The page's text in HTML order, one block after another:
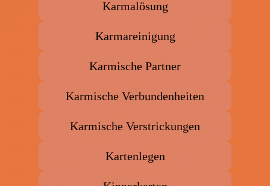
Karmalösung
Karmareinigung
Karmische Partner
Karmische Verbundenheiten
Karmische Verstrickungen
Kartenlegen